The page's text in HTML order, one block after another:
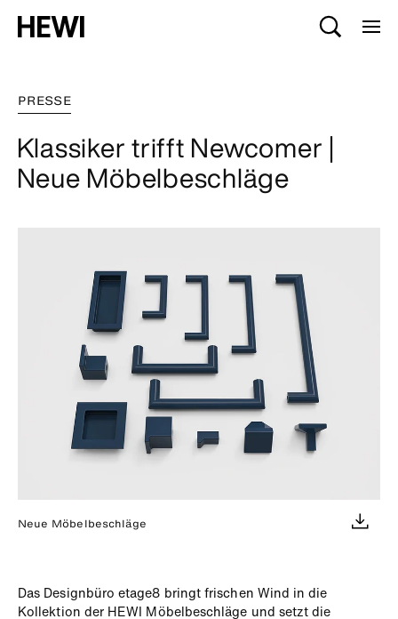
PRESSE
Klassiker trifft Newcomer |
Neue Möbelbeschläge
Neue Möbelbeschläge
Das Designbüro etage8 bringt frischen Wind in die
Kollektion der HEWI Möbelbeschläge und setzt die